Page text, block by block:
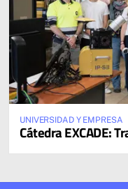
UNIVERSIDAD Y EMPRESA
Cátedra EXCADE: